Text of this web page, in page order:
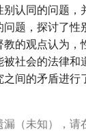
认同的问题，
题，探讨了性
的观点认为，
社会的法律和
间的矛盾进行
（未知），请